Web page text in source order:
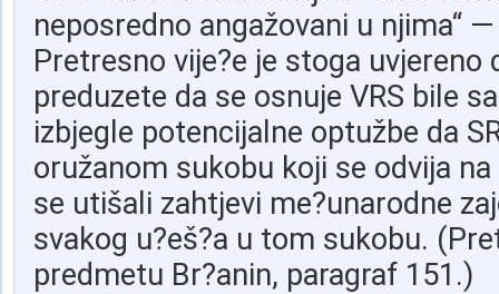
neposredno angažovani u njima“
Pretresno vije?e je stoga uvjereno
preduzete da se osnuje VRS bile
izbjegle potencijalne optužbe da
oružanom sukobu koji se odvija
se utišali zahtjevi me?unarodne
svakog u?eš?a u tom sukobu.
predmetu Br?anin, paragraf 151.)